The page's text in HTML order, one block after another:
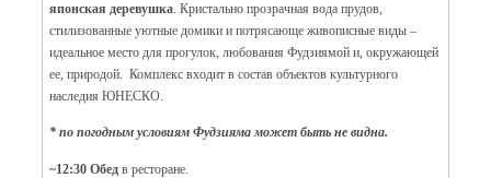
японская деревушка. Кристально прозрачная вода прудов,
стилизованные уютные домики и потрясающе живописные виды –
идеальное место для прогулок, любования Фудзиямой и, окружающей
ее, природой. Комплекс входит в состав объектов культурного
наследия ЮНЕСКО.
* по погодным условиям Фудзияма может быть не видна.
~12:30 Обед в ресторане.